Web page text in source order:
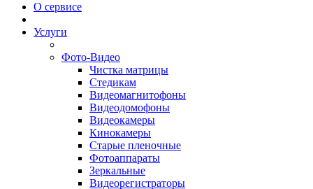
О сервисе
Услуги
Фото-Видео
Чистка матрицы
Стедикам
Видеомагнитофоны
Видеодомофоны
Видеокамеры
Кинокамеры
Старые пленочные
Фотоаппараты
Зеркальные
Видеорегистраторы